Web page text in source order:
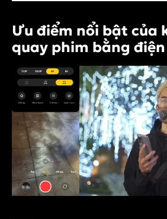
Ưu điểm nổi bật của
quay phim bằng